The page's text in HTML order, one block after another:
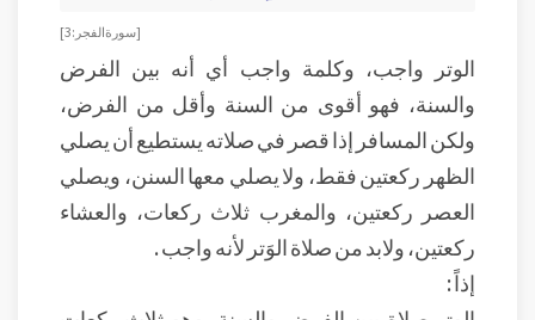
[ سورة الفجر : 3 ]
الوتر واجب، وكلمة واجب أي أنه بين الفرض
والسنة، فهو أقوى من السنة وأقل من الفرض،
ولكن المسافر إذا قصر في صلاته يستطيع أن يصلي
الظهر ركعتين فقط، ولا يصلي معها السنن، ويصلي
العصر ركعتين، والمغرب ثلاث ركعات، والعشاء
ركعتين، ولابد من صلاة الوَتر لأنه واجب .
إذاً :